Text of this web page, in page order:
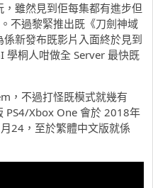
雖然見到佢每集都有進步但
不過黎緊推出既《刀劍神域
新發布既影片入面終於見到
學桐人咁做全 Server 最快既
，不過打怪既模式就幾有
PS4/Xbox One 會於 2018年
24，至於繁體中文版就係